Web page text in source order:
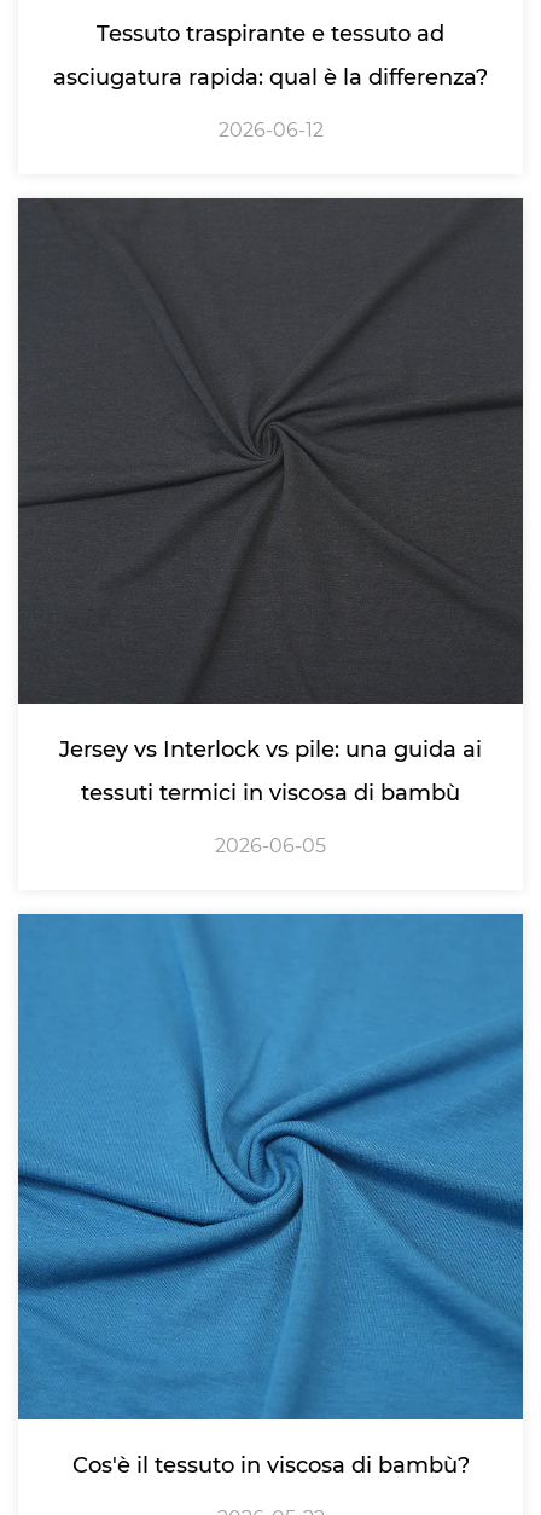
Tessuto traspirante e tessuto ad
asciugatura rapida: qual è la differenza?
2026-06-12
Jersey vs Interlock vs pile: una guida ai
tessuti termici in viscosa di bambù
2026-06-05
Cos'è il tessuto in viscosa di bambù?